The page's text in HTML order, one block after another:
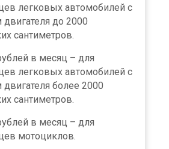
легковых автомобилей с
до 2000
сантиметров.
в месяц – для
легковых автомобилей с
более 2000
сантиметров.
в месяц – для
мотоциклов.